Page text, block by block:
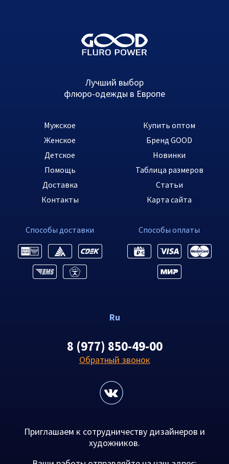
Мужское
Женское
Детское
Купить оптом
Бренд GOOD
Новинки
Помощь
Доставка
Контакты
Таблица размеров
Статьи
Карта сайта
Ru
8 (977) 850-49-00
Обратный звонок
Лучший выбор
флюро-одежды в Европе
Способы доставки Способы оплаты
Приглашаем к сотрудничеству дизайнеров и
художников.